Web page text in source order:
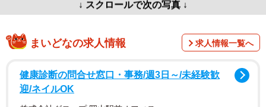
↓ スクロールで次の写真 ↓
まいどなの求人情報 求人情報一覧へ
健康診断の問合せ窓口・事務/週3日～/未経験歓
迎/ネイルOK